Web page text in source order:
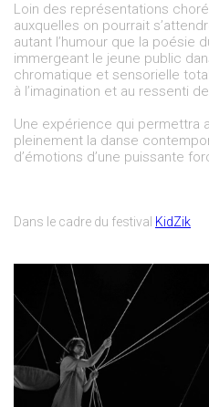
Loin des représentations
auxquelles on pourrait
autant l’humour que la poésie
immergeant le jeune public
chromatique et sensorielle
à l’imagination et au ressenti
Une expérience qui permettra
pleinement la danse
d’émotions d’une puissante
Dans le cadre du festival KidZik